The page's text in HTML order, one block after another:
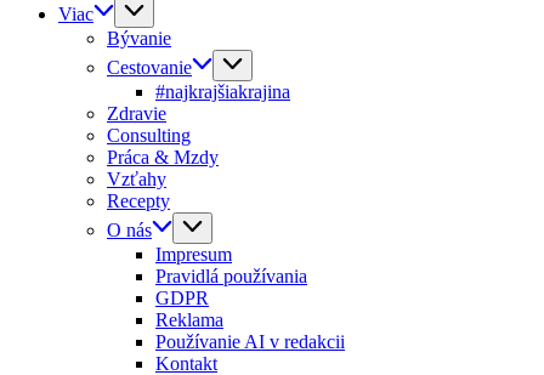
Viac
Bývanie
Cestovanie
#najkrajšiakrajina
Zdravie
Consulting
Práca & Mzdy
Vzťahy
Recepty
O nás
Impresum
Pravidlá používania
GDPR
Reklama
Používanie AI v redakcii
Kontakt